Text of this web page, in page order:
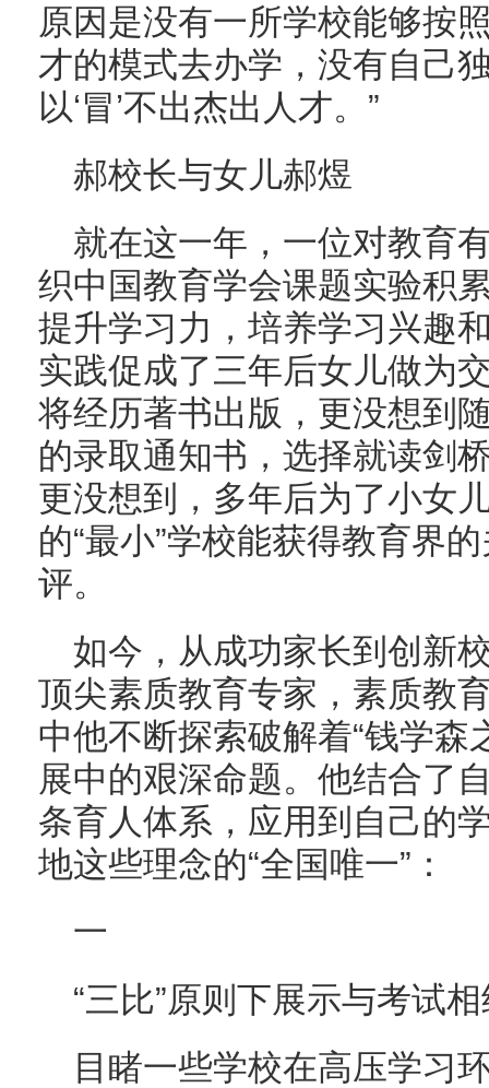
原因是没有一所学校能够按
才的模式去办学，没有自己
以‘冒’不出杰出人才。”
郝校长与女儿郝煜
就在这一年，一位对教育
织中国教育学会课题实验积
提升学习力，培养学习兴趣
实践促成了三年后女儿做为
将经历著书出版，更没想到
的录取通知书，选择就读剑
更没想到，多年后为了小女
的“最小”学校能获得教育界
评。
如今，从成功家长到创新
顶尖素质教育专家，素质教
中他不断探索破解着“钱学森
展中的艰深命题。他结合了
条育人体系，应用到自己的
地这些理念的“全国唯一”：
一
“三比”原则下展示与考试
目睹一些学校在高压学习